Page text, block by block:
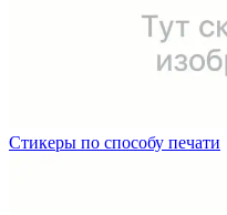
Стикеры по способу печати